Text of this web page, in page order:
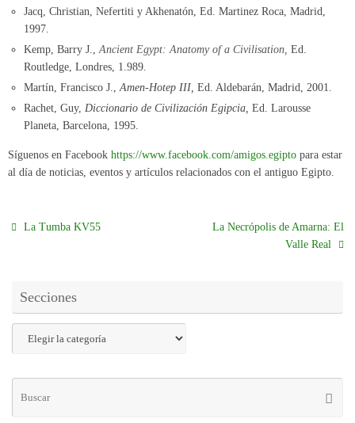
Jacq, Christian, Nefertiti y Akhenatón, Ed. Martinez Roca, Madrid,
1997.
Kemp, Barry J.,Ancient Egypt: Anatomy of a Civilisation, Ed.
Routledge, Londres, 1.989.
Martín, Francisco J.,Amen-Hotep III, Ed. Aldebarán, Madrid, 2001.
Rachet, Guy, Diccionario de Civilización Egipcia, Ed. Larousse
Planeta, Barcelona, 1995.
Síguenos en Facebook https://www.facebook.com/amigos.egipto para estar
al día de noticias, eventos y artículos relacionados con el antiguo Egipto.
La Tumba KV55
La Necrópolis de Amarna: El
Valle Real
Secciones